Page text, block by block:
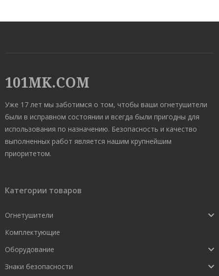
101MK.COM
Уже 17 лет мы заботимся о том, чтобы ваши огнетушители
были в исправном состоянии и всегда были пригодны для
использования по назначению. Безопасность и качество
выполненных работ является нашим крупнейшим
приоритетом.
Категории товаров
Огнетушители
Комплектующие
Оборудование
Знаки безопасности